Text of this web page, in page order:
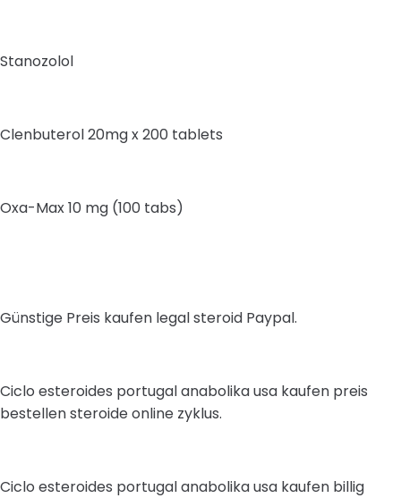
Stanozolol
Clenbuterol 20mg x 200 tablets
Oxa-Max 10 mg (100 tabs)
Günstige Preis kaufen legal steroid Paypal.
Ciclo esteroides portugal anabolika usa kaufen preis
bestellen steroide online zyklus.
Ciclo esteroides portugal anabolika usa kaufen billig